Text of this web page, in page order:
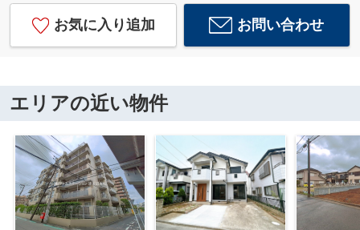
お気に入り追加 お問い合わせ
エリアの近い物件